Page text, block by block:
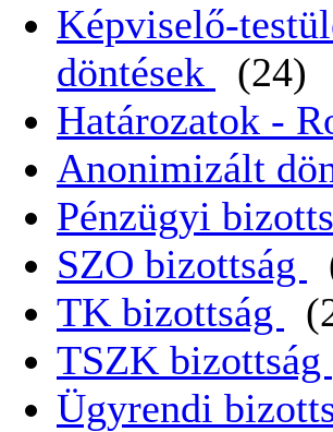
Képviselő-
döntések
(24)
Határozatok -
Anonimizált
Pénzügyi
SZO bizottság
TK bizottság
TSZK bizottság
Ügyrendi